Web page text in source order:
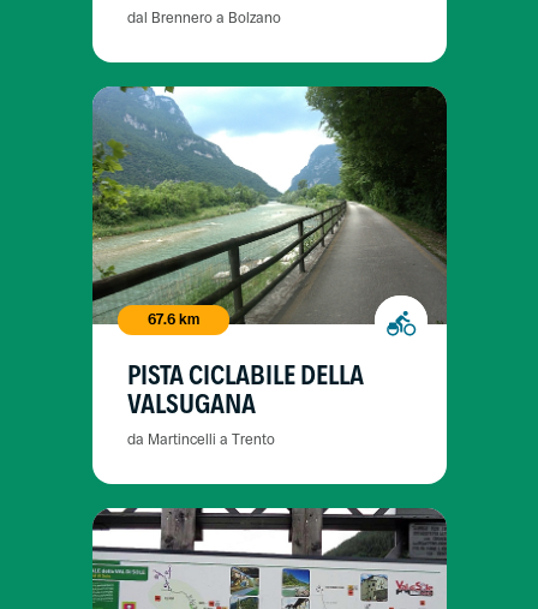
dal Brennero a Bolzano
67.6 km
PISTA CICLABILE DELLA
VALSUGANA
da Martincelli a Trento